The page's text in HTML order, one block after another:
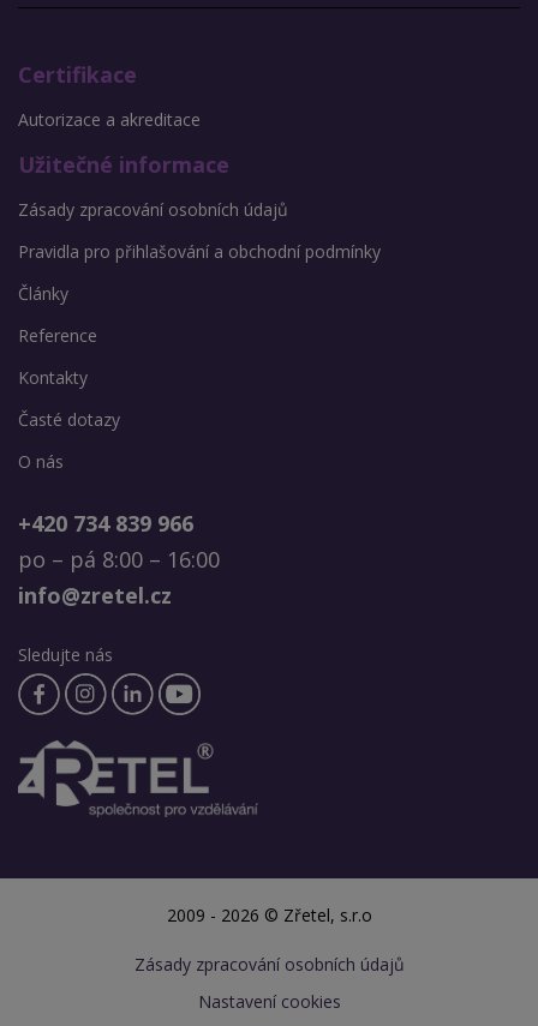
Certifikace
Autorizace a akreditace
Užitečné informace
Zásady zpracování osobních údajů
Pravidla pro přihlašování a obchodní podmínky
Články
Reference
Kontakty
Časté dotazy
O nás
+420 734 839 966
po – pá 8:00 – 16:00
info@zretel.cz
Sledujte nás
2009 - 2026 © Zřetel, s.r.o
Zásady zpracování osobních údajů
Nastavení cookies